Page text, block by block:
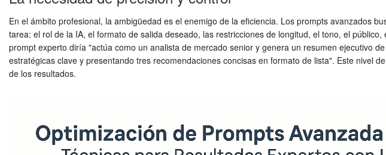
En el ámbito profesional, la ambigüedad es el enemigo de la eficiencia. Los prompts avanzados
tarea: el rol de la IA, el formato de salida deseado, las restricciones de longitud, el tono, el
prompt experto diría "actúa como un analista de mercado senior y genera un resumen ejecutivo
estratégicas clave y presentando tres recomendaciones concisas en formato de lista". Este nivel
de los resultados.